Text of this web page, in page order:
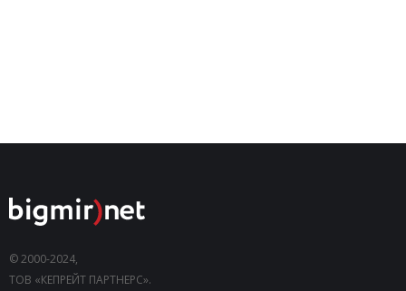
© 2000-2024,
ТОВ «КЕПРЕЙТ ПАРТНЕРС».